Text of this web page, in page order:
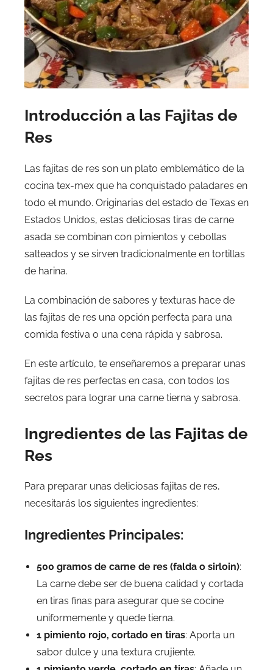
Introducción a las Fajitas de
Res
Las fajitas de res son un plato emblemático de la
cocina tex-mex que ha conquistado paladares en
todo el mundo. Originarias del estado de Texas en
Estados Unidos, estas deliciosas tiras de carne
asada se combinan con pimientos y cebollas
salteados y se sirven tradicionalmente en tortillas
de harina.
La combinación de sabores y texturas hace de
las fajitas de res una opción perfecta para una
comida festiva o una cena rápida y sabrosa.
En este artículo, te enseñaremos a preparar unas
fajitas de res perfectas en casa, con todos los
secretos para lograr una carne tierna y sabrosa.
Ingredientes de las Fajitas de
Res
Para preparar unas deliciosas fajitas de res,
necesitarás los siguientes ingredientes:
Ingredientes Principales:
500 gramos de carne de res (falda o sirloin):
La carne debe ser de buena calidad y cortada
en tiras finas para asegurar que se cocine
uniformemente y quede tierna.
1 pimiento rojo, cortado en tiras: Aporta un
sabor dulce y una textura crujiente.